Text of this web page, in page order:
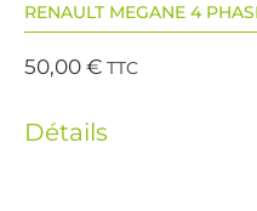
RENAULT MEGANE 4
50,00€ TTC
Détails